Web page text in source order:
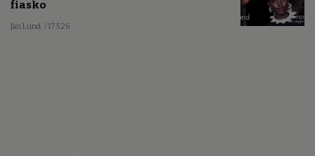
fiasko
Jan Lund / 17.5.26